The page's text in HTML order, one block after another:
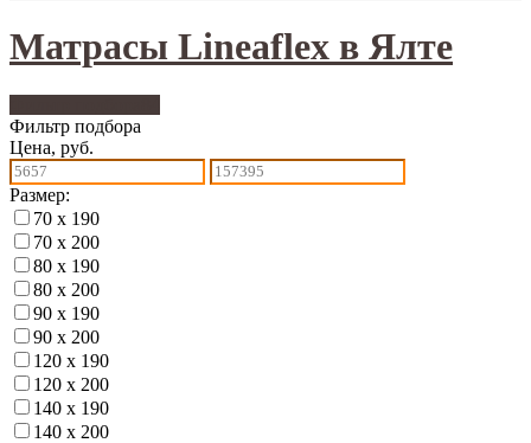
Матрасы Lineaflex в Ялте
Фильтр подбора
Цена, руб.
Размер:
70 х 190
70 х 200
80 х 190
80 х 200
90 х 190
90 х 200
120 х 190
120 х 200
140 х 190
140 х 200